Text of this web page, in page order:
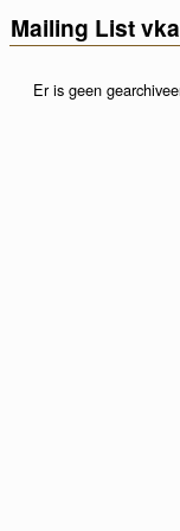
Mailing List
Er is geen